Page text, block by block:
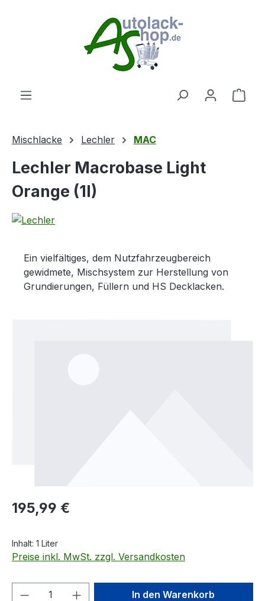
Mischlacke Lechler MAC
Lechler Macrobase Light
Orange (1l)
Ein vielfältiges, dem Nutzfahrzeugbereich
gewidmete, Mischsystem zur Herstellung von
Grundierungen, Füllern und HS Decklacken.
Regulärer Preis:
195,99 €
Inhalt: 1 Liter
Preise inkl. MwSt. zzgl. Versandkosten
Produkt Anzahl: Gib denIn den Warenkorb